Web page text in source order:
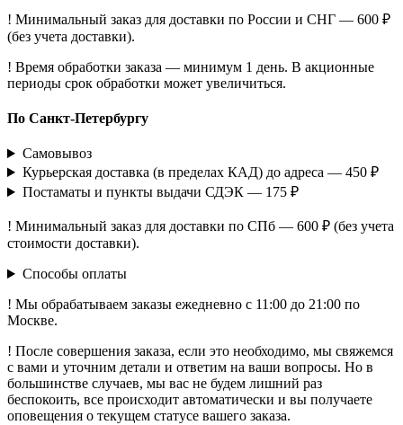
! Минимальный заказ для доставки по России и СНГ — 600 ₽
(без учета доставки).
! Время обработки заказа — минимум 1 день. В акционные
периоды срок обработки может увеличиться.
По Санкт-Петербургу
Самовывоз
Курьерская доставка (в пределах КАД) до адреса — 450 ₽
Постаматы и пункты выдачи СДЭК — 175 ₽
! Минимальный заказ для доставки по СПб — 600 ₽ (без учета
стоимости доставки).
Способы оплаты
! Мы обрабатываем заказы ежедневно с 11:00 до 21:00 по
Москве.
! После совершения заказа, если это необходимо, мы свяжемся
с вами и уточним детали и ответим на ваши вопросы. Но в
большинстве случаев, мы вас не будем лишний раз
беспокоить, все происходит автоматически и вы получаете
оповещения о текущем статусе вашего заказа.